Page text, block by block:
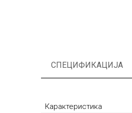
СПЕЦИФИКАЦИЈА
Карактеристика